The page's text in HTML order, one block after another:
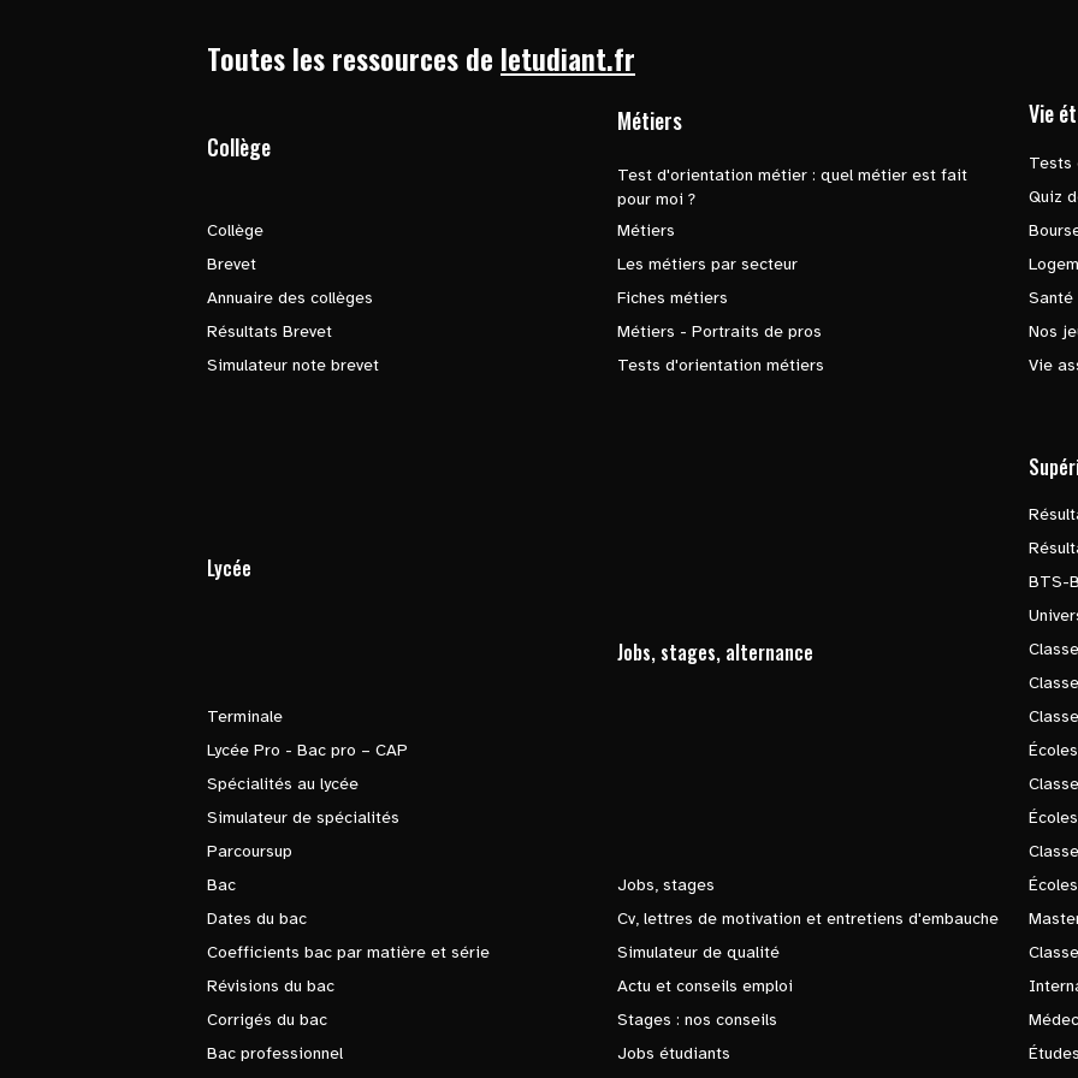
Toutes les ressources de letudiant.fr
Collège
Collège
Brevet
Annuaire des collèges
Résultats Brevet
Simulateur note brevet
Métiers
Test d'orientation métier : quel métier est fait
pour moi ?
Métiers
Les métiers par secteur
Fiches métiers
Métiers - Portraits de pros
Tests d'orientation métiers
Vie
Tests
Quiz
Santé
Nos
Vie
Lycée
Terminale
Lycée Pro - Bac pro – CAP
Spécialités au lycée
Simulateur de spécialités
Parcoursup
Bac
Dates du bac
Coefficients bac par matière et série
Révisions du bac
Corrigés du bac
Bac professionnel
Jobs, stages, alternance
Jobs, stages
Cv, lettres de motivation et entretiens d'embauche
Simulateur de qualité
Actu et conseils emploi
Stages : nos conseils
Jobs étudiants
BTS-